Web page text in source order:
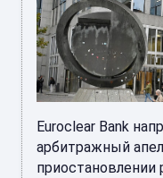
Euroclear Bank
арбитражный
приостановлении